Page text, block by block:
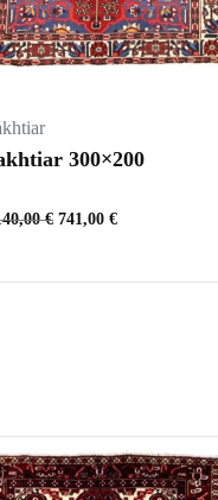
300×200
€ 741,00 €